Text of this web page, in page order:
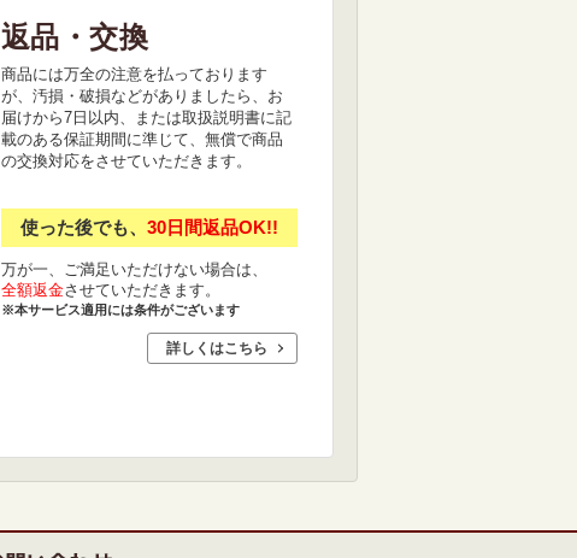
返品・交換
商品には万全の注意を払っております
が、汚損・破損などがありましたら、お
届けから7日以内、または取扱説明書に記
載のある保証期間に準じて、無償で商品
の交換対応をさせていただきます。
使った後でも、 30日間返品OK!!
万が一、ご満足いただけない場合は、
全額返金させていただきます。
※本サービス適用には条件がございます
詳しくはこちら